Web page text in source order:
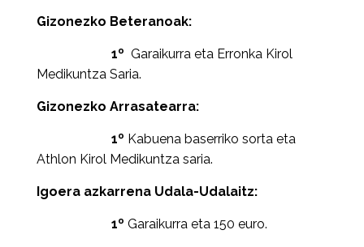
Gizonezko Beteranoak:
1º Garaikurra eta Erronka Kirol
Medikuntza Saria.
Gizonezko Arrasatearra:
1º Kabuena baserriko sorta eta
Athlon Kirol Medikuntza saria.
Igoera azkarrena Udala-Udalaitz:
1º Garaikurra eta 150 euro.